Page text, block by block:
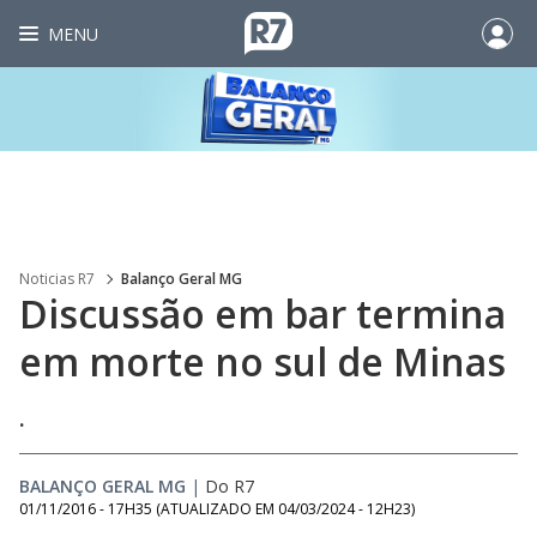
MENU
Noticias R7 Balanço Geral MG
Discussão em bar termina
em morte no sul de Minas
.
BALANÇO GERAL MG | Do R7
01/11/2016 - 17H35 (ATUALIZADO EM 04/03/2024 - 12H23)